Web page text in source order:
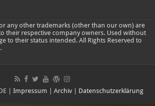
any other trademarks (other than our own) are
their respective company owners. Used without
to their status intended. All Rights Reserved to
| Impressum | Archiv | Datenschutzerklärung